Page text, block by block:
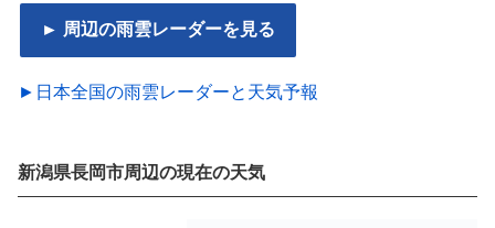
► 周辺の雨雲レーダーを見る
►日本全国の雨雲レーダーと天気予報
新潟県長岡市周辺の現在の天気